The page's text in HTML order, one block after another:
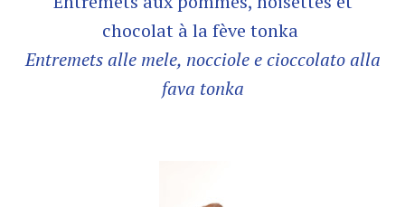
chocolat à la fève tonka
Entremets alle mele, nocciole e cioccolato alla
fava tonka